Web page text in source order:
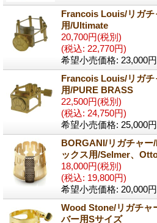
Francois Louis/リガチ
用/Ultimate
20,700円(税別)
(税込: 22,770円)
希望小売価格: 23,000円
Francois Louis/リガチ
用/PURE BRASS
22,500円(税別)
(税込: 24,750円)
希望小売価格: 25,000円
BORGANI/リガチャー
ックス用/Selmer、
18,000円(税別)
(税込: 19,800円)
希望小売価格: 20,000円
Wood Stone/リガチャ
バー用Sサイズ